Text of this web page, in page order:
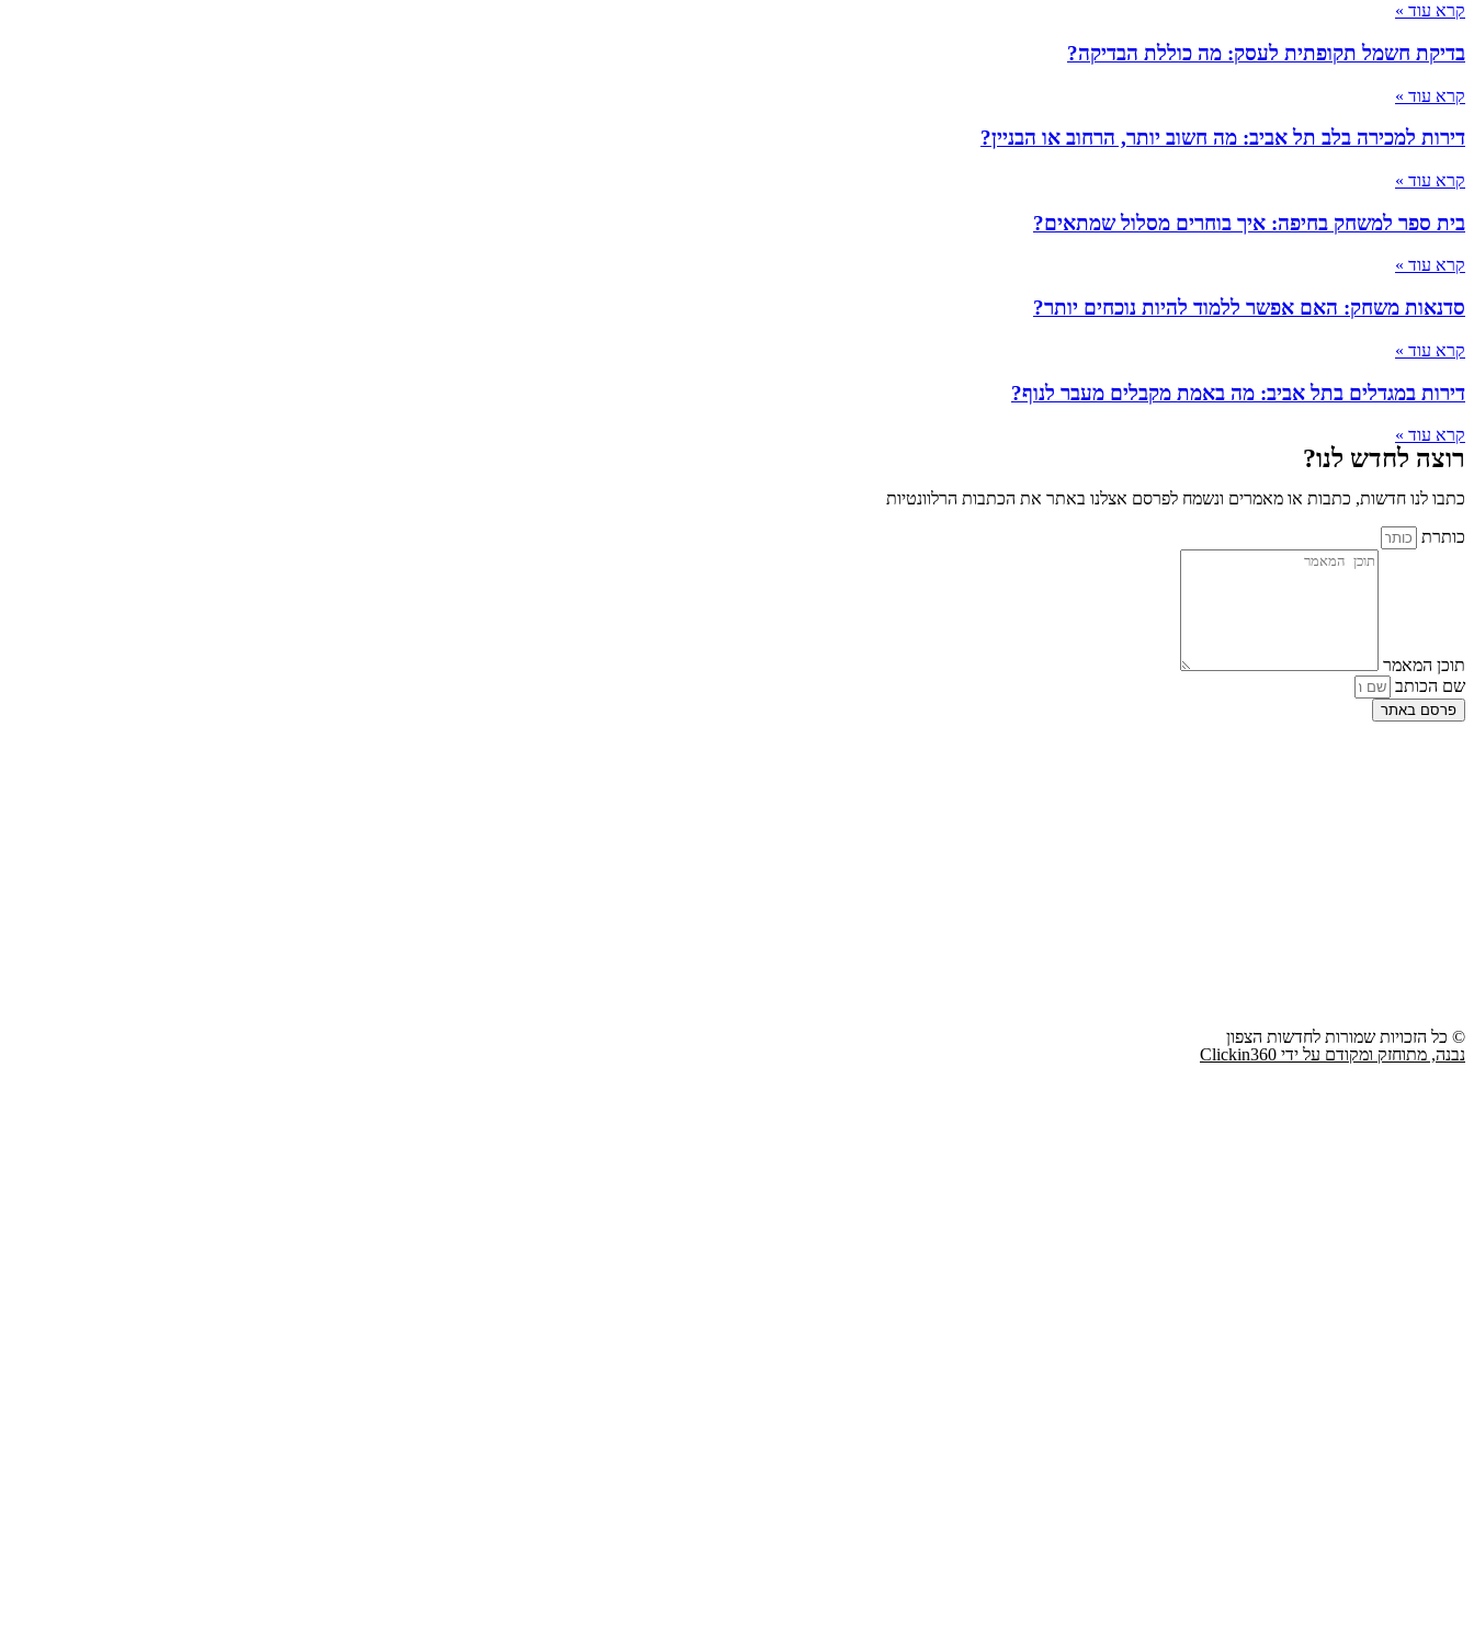
קרא עוד »
בדיקת חשמל תקופתית לעסק: מה כוללת הבדיקה?
קרא עוד »
דירות למכירה בלב תל אביב: מה חשוב יותר, הרחוב או הבניין?
קרא עוד »
בית ספר למשחק בחיפה: איך בוחרים מסלול שמתאים?
קרא עוד »
סדנאות משחק: האם אפשר ללמוד להיות נוכחים יותר?
קרא עוד »
דירות במגדלים בתל אביב: מה באמת מקבלים מעבר לנוף?
קרא עוד »
רוצה לחדש לנו?
כתבו לנו חדשות, כתבות או מאמרים ונשמח לפרסם אצלנו באתר את הכתבות הרלוונטיות
כותרת
תוכן המאמר
שם הכותב
פרסם באתר
© כל הזכויות שמורות לחדשות הצפון
נבנה, מתוחזק ומקודם על ידי Clickin360